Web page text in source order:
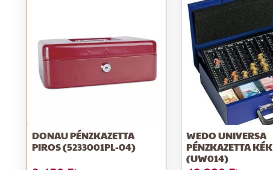
DONAU PÉNZKAZETTA
PIROS (5233001PL-04)
WEDO UNIVERSA
PÉNZKAZETTA KÉK
(UW014)